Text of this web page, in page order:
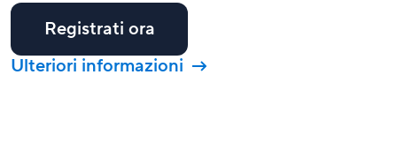
Registrati ora
Ulteriori informazioni